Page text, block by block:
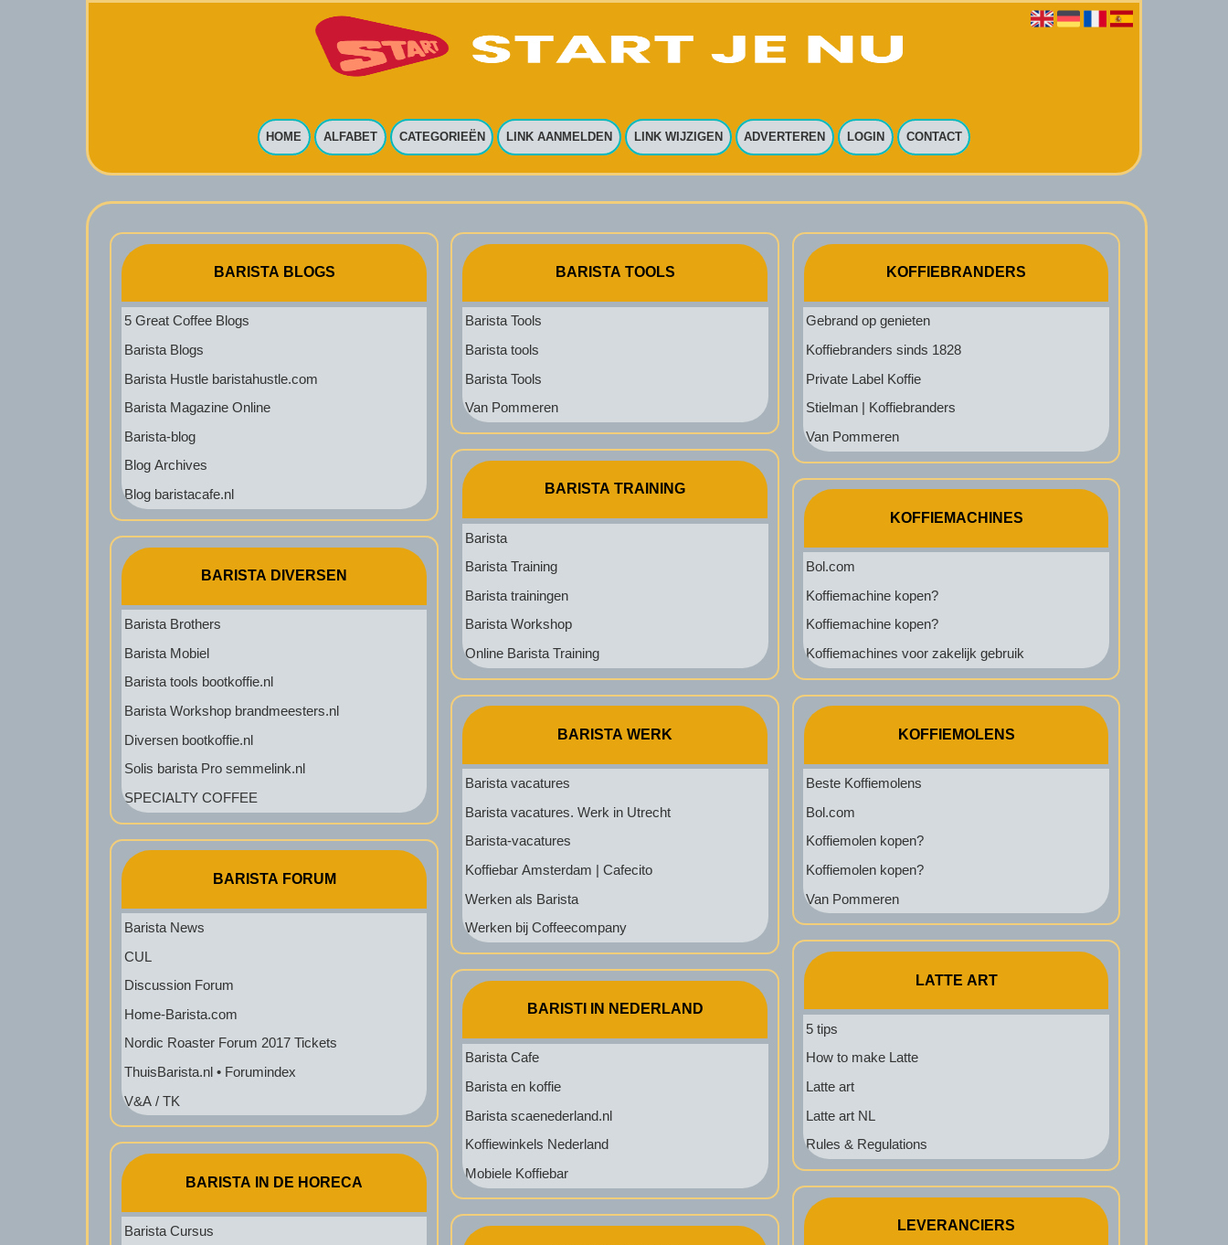
HOME ALFABET CATEGORIEËN LINK AANMELDEN LINK WIJZIGEN ADVERTEREN LOGIN CONTACT
BARISTA BLOGS
5 Great Coffee Blogs
Barista Blogs
Barista Hustle baristahustle.com
Barista Magazine Online
Barista-blog
Blog Archives
Blog baristacafe.nl
BARISTA DIVERSEN
Barista Brothers
Barista Mobiel
Barista tools bootkoffie.nl
Barista Workshop brandmeesters.nl
Diversen bootkoffie.nl
Solis barista Pro semmelink.nl
SPECIALTY COFFEE
BARISTA FORUM
Barista News
CUL
Discussion Forum
Home-Barista.com
Nordic Roaster Forum 2017 Tickets
ThuisBarista.nl • Forumindex
V&A / TK
BARISTA IN DE HORECA
Barista Cursus
BARISTA TOOLS
Barista Tools
Barista tools
Barista Tools
Van Pommeren
BARISTA TRAINING
Barista
Barista Training
Barista trainingen
Barista Workshop
Online Barista Training
BARISTA WERK
Barista vacatures
Barista vacatures. Werk in Utrecht
Barista-vacatures
Koffiebar Amsterdam | Cafecito
Werken als Barista
Werken bij Coffeecompany
BARISTI IN NEDERLAND
Barista Cafe
Barista en koffie
Barista scaenederland.nl
Koffiewinkels Nederland
Mobiele Koffiebar
KOFFIEBRANDERS
Gebrand op genieten
Koffiebranders sinds 1828
Private Label Koffie
Stielman | Koffiebranders
Van Pommeren
KOFFIEMACHINES
Bol.com
Koffiemachine kopen?
Koffiemachine kopen?
Koffiemachines voor zakelijk gebruik
KOFFIEMOLENS
Beste Koffiemolens
Bol.com
Koffiemolen kopen?
Koffiemolen kopen?
Van Pommeren
LATTE ART
5 tips
How to make Latte
Latte art
Latte art NL
Rules & Regulations
LEVERANCIERS